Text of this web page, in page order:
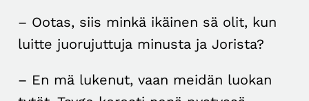
– Ootas, siis minkä ikäinen sä olit, kun
luitte juorujuttuja minusta ja Jorista?
– En mä lukenut, vaan meidän luokan